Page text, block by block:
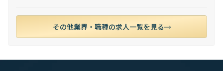
その他業界・職種の求人一覧を見る